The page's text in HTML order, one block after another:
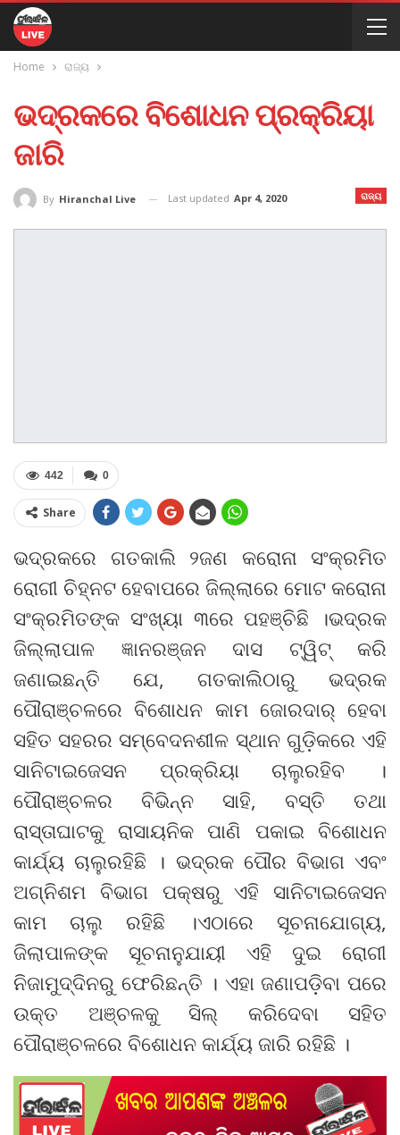
Home ରାଜ୍ୟ
ଭଦ୍ରକରେ ବିଶୋଧନ ପ୍ରକ୍ରିୟା
ଜାରି
ରାଜ୍ୟ
By Hiranchal Live Last updated Apr 4, 2020
0
442
Share
ଭଦ୍ରକରେ ଗତକାଲି ୨ଜଣ କରୋନା ସଂକ୍ରମିତ
ରୋଗୀ ଚିହ୍ନଟ ହେବାପରେ ଜିଲ୍ଲାରେ ମୋଟ କରୋନା
ସଂକ୍ରମିତଙ୍କ ସଂଖ୍ୟା ୩ରେ ପହଞ୍ଚିଛି ।ଭଦ୍ରକ
ଜିଲ୍ଲାପାଳ ଜ୍ଞାନରଞ୍ଜନ ଦାସ ଟ୍ୱିଟ୍ କରି
ଜଣାଇଛନ୍ତି ଯେ, ଗତକାଲିଠାରୁ ଭଦ୍ରକ
ପୌରାଞ୍ଚଳରେ ବିଶୋଧନ କାମ ଜୋରଦାର୍ ହେବା
ସହିତ ସହରର ସମ୍ବେଦନଶୀଳ ସ୍ଥାନ ଗୁଡ଼ିକରେ ଏହି
ସାନିଟାଇଜେସନ ପ୍ରକ୍ରିୟା ଚାଲୁରହିବ ।
ପୌରାଞ୍ଚଳର ବିଭିନ୍ନ ସାହି, ବସ୍ତି ତଥା
ରାସ୍ତାଘାଟକୁ ରାସାୟନିକ ପାଣି ପକାଇ ବିଶୋଧନ
କାର୍ଯ୍ୟ ଚାଲୁରହିଛି । ଭଦ୍ରକ ପୌର ବିଭାଗ ଏବଂ
ଅଗ୍ନିଶମ ବିଭାଗ ପକ୍ଷରୁ ଏହି ସାନିଟାଇଜେସନ
କାମ ଚାଲୁ ରହିଛି ।ଏଠାରେ ସୂଚନାଯୋଗ୍ୟ,
ଜିଲାପାଳଙ୍କ ସୂଚନାନୁଯାୟୀ ଏହି ଦୁଇ ରୋଗୀ
ନିଜାମୁଦ୍ଦିନରୁ ଫେରିଛନ୍ତି । ଏହା ଜଣାପଡ଼ିବା ପରେ
ଉକ୍ତ ଅଞ୍ଚଳକୁ ସିଲ୍ କରିଦେବା ସହିତ
ପୌରାଞ୍ଚଳରେ ବିଶୋଧନ କାର୍ଯ୍ୟ ଜାରି ରହିଛି ।